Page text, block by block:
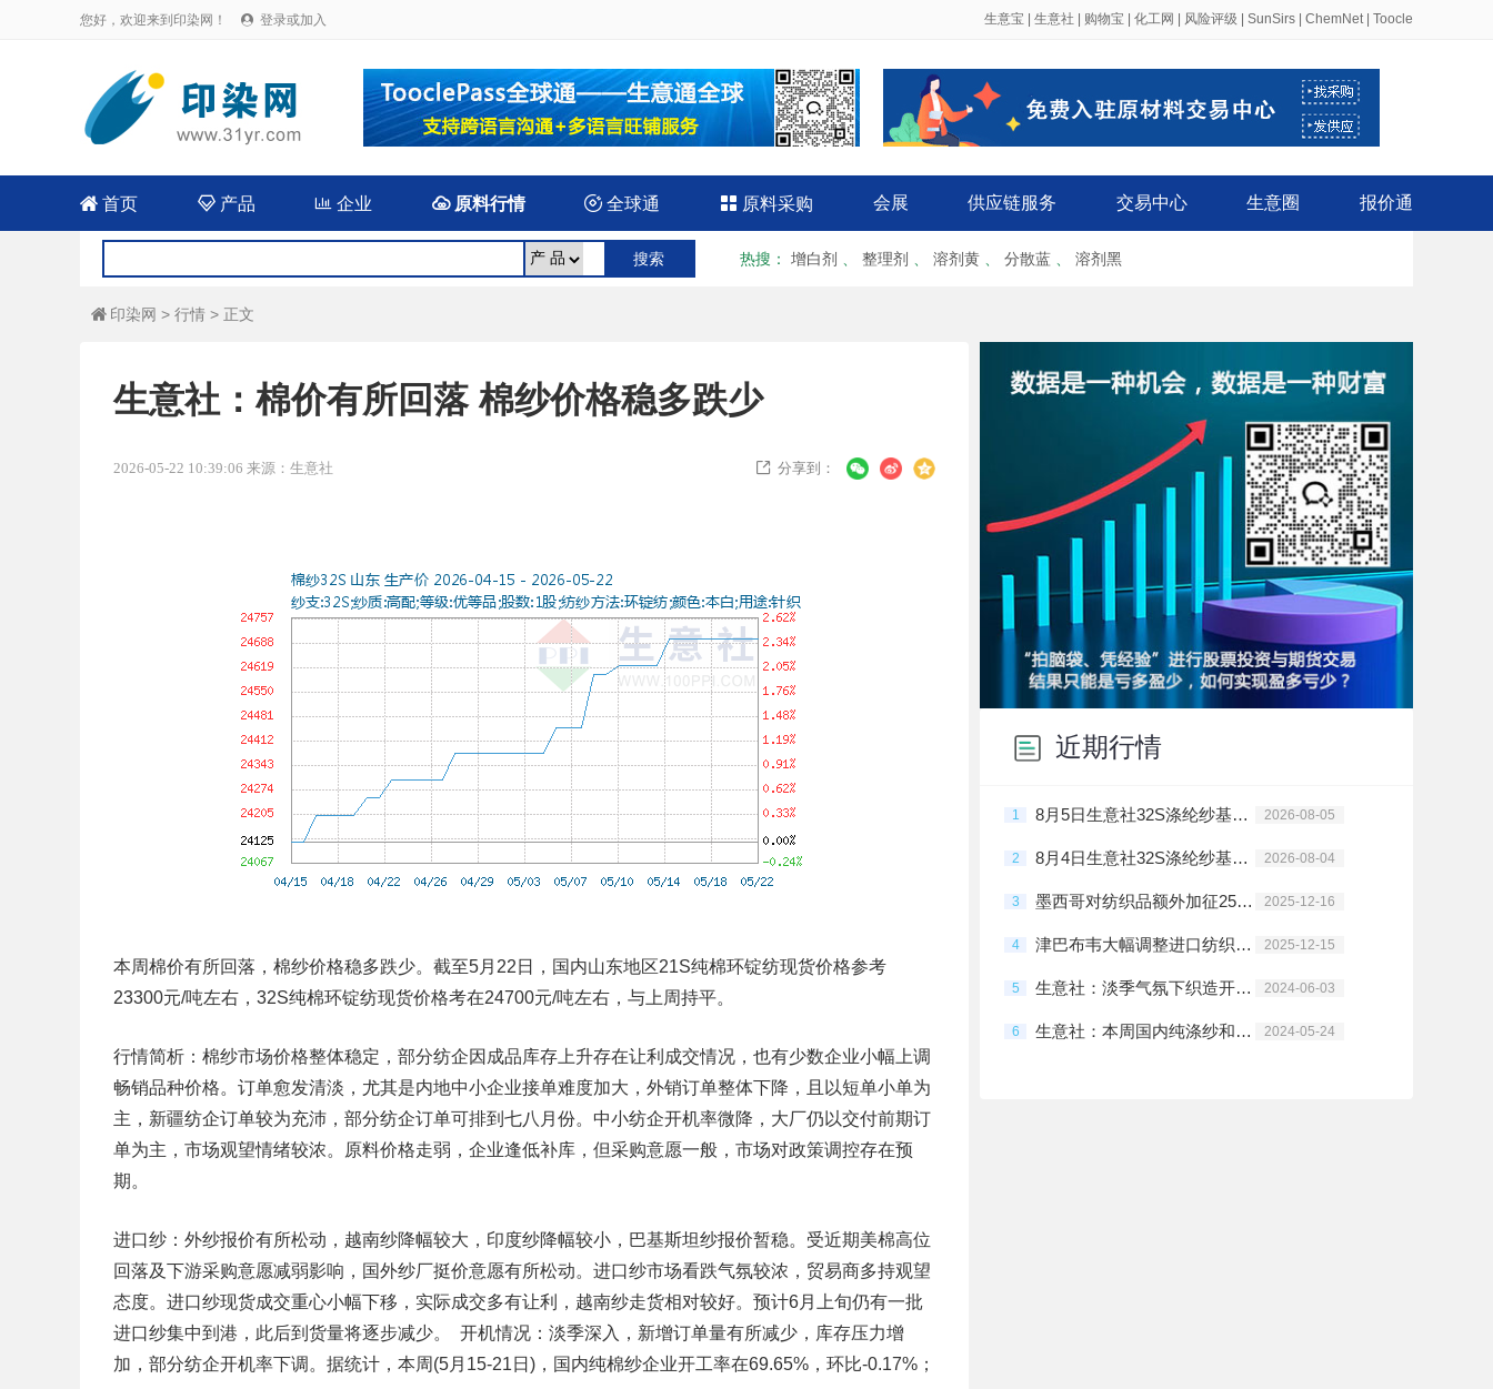
您好，欢迎来到印染网！  登录或加入 生意宝 生意社 购物宝 化工网 风险评级 SunSirs ChemNet| Toocle
 首页 产品  企业 原料行情  全球通  原料采购 会展 供应链服务 交易中心 生意圈 报价通
热搜 ： 增白剂 整理剂 溶剂黄 分散蓝 溶剂黑
 印染网 > 行情 > 正文
生意社：棉价有所回落 棉纱价格稳多跌少
2026-05-22 10:39:06 来源：生意社  分享到：
本周棉价有所回落，棉纱价格稳多跌少。截至5月22日，国内山东地区21S纯棉环锭纺现货价格参考
23300元/吨左右，32S纯棉环锭纺现货价格考在24700元/吨左右，与上周持平。
行情简析：棉纱市场价格整体稳定，部分纺企因成品库存上升存在让利成交情况，也有少数企业小幅上调
畅销品种价格。订单愈发清淡，尤其是内地中小企业接单难度加大，外销订单整体下降，且以短单小单为
主，新疆纺企订单较为充沛，部分纺企订单可排到七八月份。中小纺企开机率微降，大厂仍以交付前期订
单为主，市场观望情绪较浓。原料价格走弱，企业逢低补库，但采购意愿一般，市场对政策调控存在预
期。
进口纱：外纱报价有所松动，越南纱降幅较大，印度纱降幅较小，巴基斯坦纱报价暂稳。受近期美棉高位
回落及下游采购意愿减弱影响，国外纱厂挺价意愿有所松动。进口纱市场看跌气氛较浓，贸易商多持观望
态度。进口纱现货成交重心小幅下移，实际成交多有让利，越南纱走货相对较好。预计6月上旬仍有一批
进口纱集中到港，此后到货量将逐步减少。 开机情况：淡季深入，新增订单量有所减少，库存压力增
加，部分纺企开机率下调。据统计，本周(5月15-21日)，国内纯棉纱企业开工率在69.65%，环比-0.17%；
近期行情
1 8月5日生意社32S涤纶纱基准价为11916.67元/吨 2026-08-05
2 8月4日生意社32S涤纶纱基准价为11916.67元/吨 2026-08-04
3 墨西哥对纺织品额外加征25%关税 2025-12-16
4 津巴布韦大幅调整进口纺织原料关税 2025-12-15
5 生意社：淡季气氛下织造开工下行 5月纱线需求减弱 2024-06-03
6 生意社：本周国内纯涤纱和涤棉纱市场止跌企稳（5.18-5.24） 2024-05-24